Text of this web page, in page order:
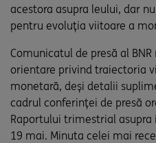
acestora asupra leului, dar
pentru evoluția viitoare a
Comunicatul de presă al
orientare privind traiectoria
monetară, deși detalii
cadrul conferinței de presă
Raportului trimestrial
19 mai. Minuta celei mai